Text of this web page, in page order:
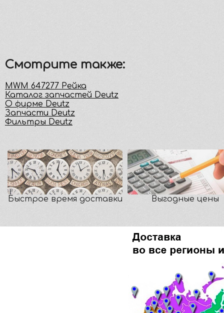
Смотрите также:
MWM 647277 Рейка
Каталог запчастей Deutz
О фирме Deutz
Запчасти Deutz
Фильтры Deutz
Быстрое время доставки Выгодные цены